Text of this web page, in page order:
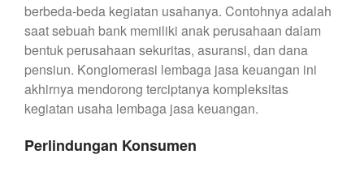
berbeda-beda kegiatan usahanya. Contohnya adalah
saat sebuah bank memiliki anak perusahaan dalam
bentuk perusahaan sekuritas, asuransi, dan dana
pensiun. Konglomerasi lembaga jasa keuangan ini
akhirnya mendorong terciptanya kompleksitas
kegiatan usaha lembaga jasa keuangan.
Perlindungan Konsumen